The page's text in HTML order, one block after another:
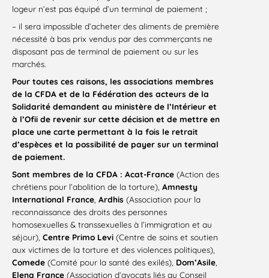
logeur n’est pas équipé d’un terminal de paiement ;
– il sera impossible d’acheter des aliments de première
nécessité à bas prix vendus par des commerçants ne
disposant pas de terminal de paiement ou sur les
marchés.
Pour toutes ces raisons, les associations membres
de la CFDA et de la Fédération des acteurs de la
Solidarité demandent au ministère de l’Intérieur et
à l’Ofii de revenir sur cette décision et de mettre en
place une carte permettant à la fois le retrait
d’espèces et la possibilité de payer sur un terminal
de paiement.
Sont membres de la CFDA : Acat-France (Action des
chrétiens pour l’abolition de la torture), Amnesty
International France Ardhis (Association pour la
reconnaissance des droits des personnes
homosexuelles & transsexuelles à l’immigration et au
séjour), Centre Primo Levi (Centre de soins et soutien
aux victimes de la torture et des violences politiques),
Comede (Comité pour la santé des exilés), Dom’Asile
Elena France (Association d’avocats liés au Conseil